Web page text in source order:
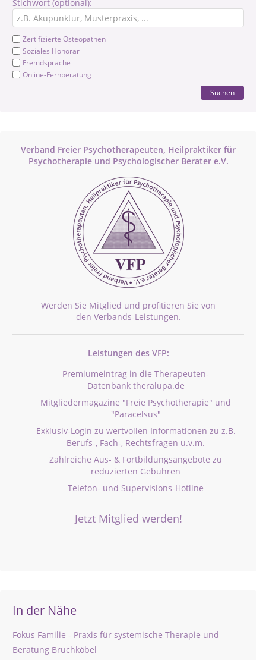
Stichwort (optional):
Zertifizierte Osteopathen
Soziales Honorar
Fremdsprache
Online-Fernberatung
Suchen
Verband Freier Psychotherapeuten, Heilpraktiker für
Psychotherapie und Psychologischer Berater e.V.
Werden Sie Mitglied und profitieren Sie von
den Verbands-Leistungen.
Leistungen des VFP:
Premiumeintrag in die Therapeuten-
Datenbank theralupa.de
Mitgliedermagazine "Freie Psychotherapie" und
"Paracelsus"
Exklusiv-Login zu wertvollen Informationen zu z.B.
Berufs-, Fach-, Rechtsfragen u.v.m.
Zahlreiche Aus- & Fortbildungsangebote zu
reduzierten Gebühren
Telefon- und Supervisions-Hotline
Jetzt Mitglied werden!
In der Nähe
Fokus Familie - Praxis für systemische Therapie und
Beratung Bruchköbel